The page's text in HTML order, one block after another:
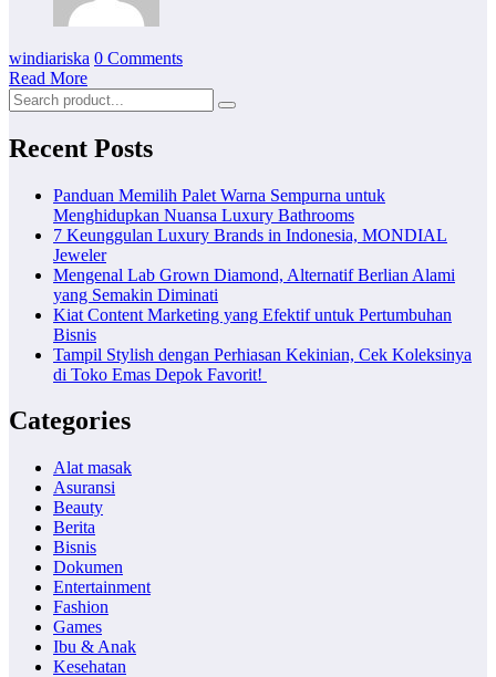
windiariska 0 Comments
Read More
Recent Posts
Panduan Memilih Palet Warna Sempurna untuk
Menghidupkan Nuansa Luxury Bathrooms
7 Keunggulan Luxury Brands in Indonesia, MONDIAL
Jeweler
Mengenal Lab Grown Diamond, Alternatif Berlian Alami
yang Semakin Diminati
Kiat Content Marketing yang Efektif untuk Pertumbuhan
Bisnis
Tampil Stylish dengan Perhiasan Kekinian, Cek Koleksinya
di Toko Emas Depok Favorit!
Categories
Alat masak
Asuransi
Beauty
Berita
Bisnis
Dokumen
Entertainment
Fashion
Games
Ibu & Anak
Kesehatan